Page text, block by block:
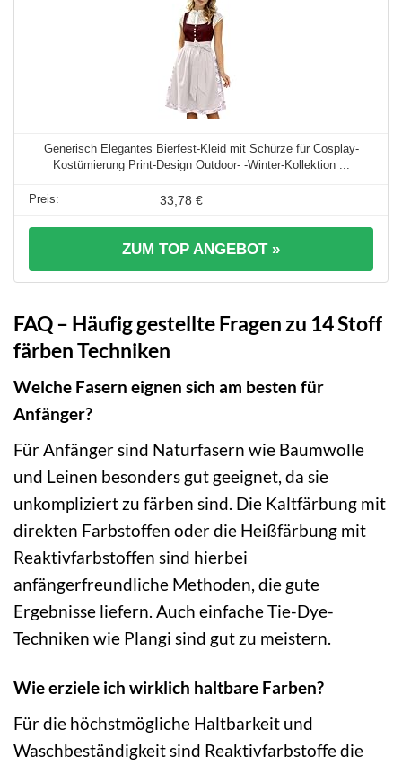
Generisch Elegantes Bierfest-Kleid mit Schürze für Cosplay-
Kostümierung Print-Design Outdoor- -Winter-Kollektion ...
33,78 €
ZUM TOP ANGEBOT »
FAQ – Häufig gestellte Fragen zu 14 Stoff
färben Techniken
Welche Fasern eignen sich am besten für
Anfänger?
Für Anfänger sind Naturfasern wie Baumwolle
und Leinen besonders gut geeignet, da sie
unkompliziert zu färben sind. Die Kaltfärbung mit
direkten Farbstoffen oder die Heißfärbung mit
Reaktivfarbstoffen sind hierbei
anfängerfreundliche Methoden, die gute
Ergebnisse liefern. Auch einfache Tie-Dye-
Techniken wie Plangi sind gut zu meistern.
Wie erziele ich wirklich haltbare Farben?
Für die höchstmögliche Haltbarkeit und
Waschbeständigkeit sind Reaktivfarbstoffe die